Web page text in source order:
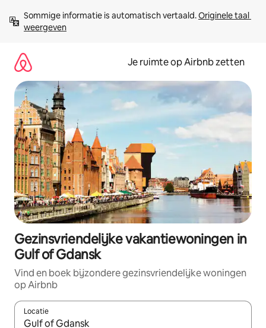
direct
naar
Sommige informatie is automatisch vertaald. Originele taal
weergeven
Je ruimte op Airbnb zetten
Gezinsvriendelijke vakantiewoningen in
Gulf of Gdansk
Vind en boek bijzondere gezinsvriendelijke woningen
op Airbnb
Locatie
Wanneer er suggesties beschikbaar zijn, maak je een keuze